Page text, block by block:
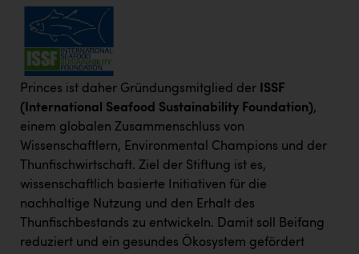
Princes ist daher Gründungsmitglied der ISSF
(International Seafood Sustainability Foundation),
einem globalen Zusammenschluss von
Wissenschaftlern, Environmental Champions und der
Thunfischwirtschaft. Ziel der Stiftung ist es,
wissenschaftlich basierte Initiativen für die
nachhaltige Nutzung und den Erhalt des
Thunfischbestands zu entwickeln. Damit soll Beifang
reduziert und ein gesundes Ökosystem gefördert